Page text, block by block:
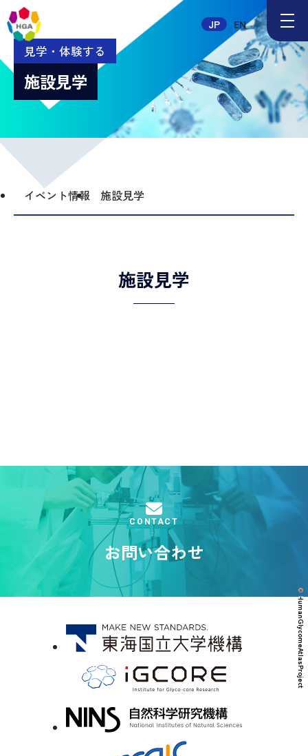
JP EN
メ
ュ
ー
ン
見学・体験する
施設見学
イベント情報 施設見学
施設見学
CONTACT
お問い合わせ
© HumanGlycomeAtlasProject